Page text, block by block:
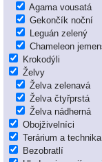
Agama vousatá
Gekončík noční
Leguán zelený
Chameleon
Krokodýli
Želvy
Želva zelenavá
Želva čtyřprstá
Želva nádherná
Obojživelníci
Terárium a technika
Bezobratlí